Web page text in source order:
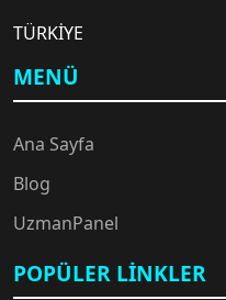
TÜRKİYE
MENÜ
Ana Sayfa
Blog
UzmanPanel
POPÜLER LINKLER